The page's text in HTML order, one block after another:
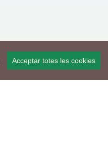
Acceptar totes les cookies